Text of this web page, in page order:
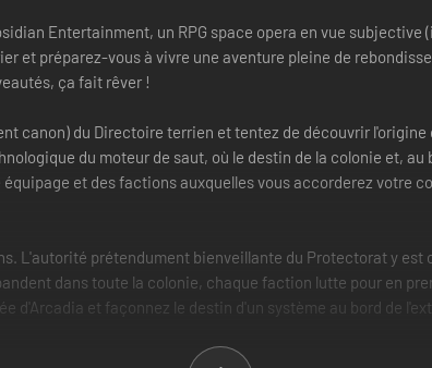
Entertainment, un RPG space opera en vue
et préparez-vous à vivre une aventure pleine de
ça fait rêver !
canon) du Directoire terrien et tentez de découvrir
du moteur de saut, où le destin de la colonie et,
et des factions auxquelles vous accorderez votre
L'autorité prétendument bienveillante du Protectorat y
dans toute la colonie, chaque faction lutte pour en
d'Arcadia et façonnez le destin d'un système au bord de